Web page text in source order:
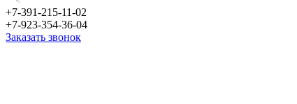
+7-391-215-11-02
+7-923-354-36-04
Заказать звонок